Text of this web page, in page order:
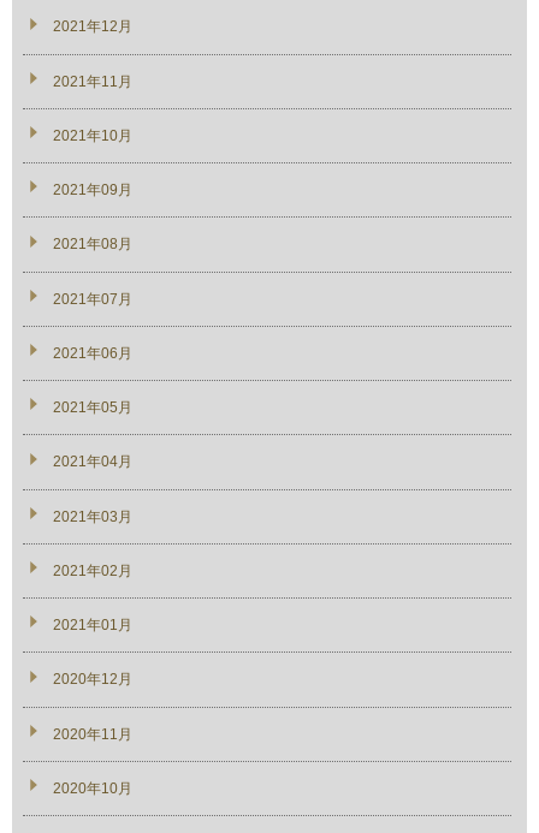
2021年12月
2021年11月
2021年10月
2021年09月
2021年08月
2021年07月
2021年06月
2021年05月
2021年04月
2021年03月
2021年02月
2021年01月
2020年12月
2020年11月
2020年10月